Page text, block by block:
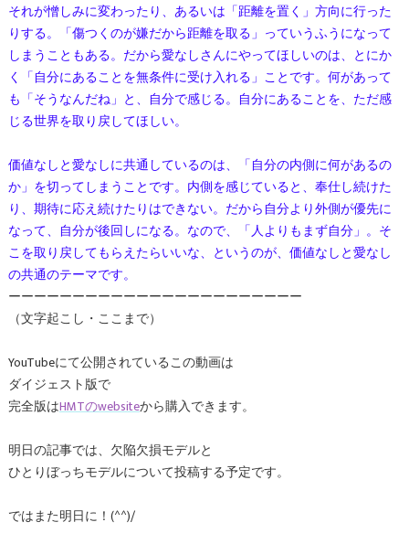
それが憎しみに変わったり、あるいは「距離を置く」方向に行った
りする。「傷つくのが嫌だから距離を取る」っていうふうになって
しまうこともある。だから愛なしさんにやってほしいのは、とにか
く「自分にあることを無条件に受け入れる」ことです。何があって
も「そうなんだね」と、自分で感じる。自分にあることを、ただ感
じる世界を取り戻してほしい。
価値なしと愛なしに共通しているのは、「自分の内側に何があるの
か」を切ってしまうことです。内側を感じていると、奉仕し続けた
り、期待に応え続けたりはできない。だから自分より外側が優先に
なって、自分が後回しになる。なので、「人よりもまず自分」。そ
こを取り戻してもらえたらいいな、というのが、価値なしと愛なし
の共通のテーマです。
ーーーーーーーーーーーーーーーーーーーーーーー
（文字起こし・ここまで）
YouTubeにて公開されているこの動画は
ダイジェスト版で
完全版はHMTのwebsiteから購入できます。
明日の記事では、欠陥欠損モデルと
ひとりぼっちモデルについて投稿する予定です。
ではまた明日に！(^^)/